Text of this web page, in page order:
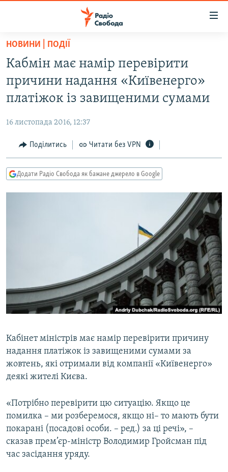
Перейти
основного
матеріалу
Перейти
до
основної
Перейти
до
пошуку
РАДІО СВОБОДА – 70 РОКІВ
СТАТТІ
ЕКОНОМІКА
СУСПІЛЬСТВО
РОСІЙСЬКА «ФІЛЬТРАЦІЯ»
ДОНБАС.РЕАЛІЇ
ТИ ЯК?
ПОДКАСТИ
РУС
УКР
КТАТ
ДОЛУЧАЙСЯ!
НОВИНИ | ПОДІЇ
Кабмін має намір перевірити
причини надання «Київенерго»
платіжок із завищеними сумами
16 листопада 2016, 12:37
Поділитись Читати без VPN
Додати Радіо Свобода як бажане джерело в Google
Кабінет міністрів має намір перевірити причину
надання платіжок із завищеними сумами за
жовтень, які отримали від компанії «Київенерго»
деякі жителі Києва.
«Потрібно перевірити цю ситуацію. Якщо це
помилка – ми розберемося, якщо ні– то мають бути
покарані (посадові особи. – ред.) за ці речі», –
сказав прем’єр-міністр Володимир Гройсман під
час засідання уряду.